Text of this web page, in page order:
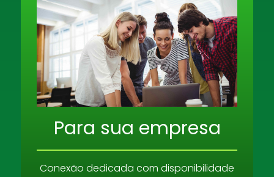
Para sua empresa
Conexão dedicada com disponibilidade